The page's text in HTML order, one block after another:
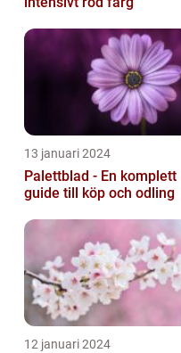
13 januari 2024
Palettblad - En komplett
guide till köp och odling
12 januari 2024